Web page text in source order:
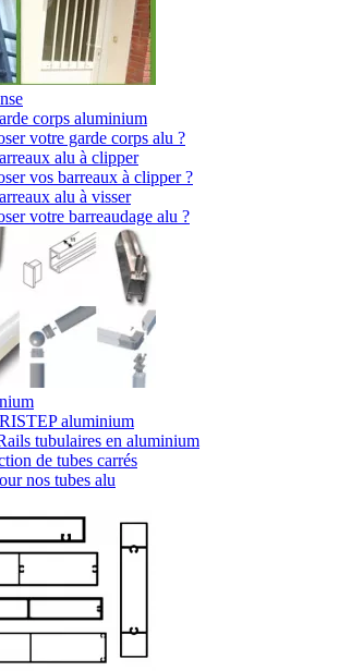
corps aluminium
votre garde corps alu ?
alu à clipper
vos barreaux à clipper ?
alu à visser
votre barreaudage alu ?
aluminium
tubulaires en aluminium
de tubes carrés
nos tubes alu